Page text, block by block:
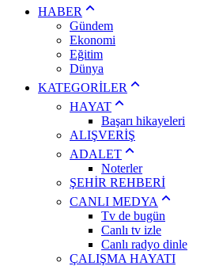
HABER
Gündem
Ekonomi
Eğitim
Dünya
KATEGORİLER
HAYAT
Başarı hikayeleri
ALIŞVERİŞ
ADALET
Noterler
ŞEHİR REHBERİ
CANLI MEDYA
Tv de bugün
Canlı tv izle
Canlı radyo dinle
ÇALIŞMA HAYATI